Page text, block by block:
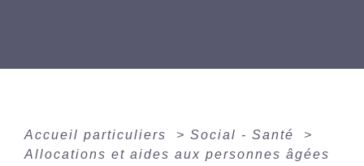
Accueil particuliers > Social - Santé
>
Allocations et aides aux personnes âgées